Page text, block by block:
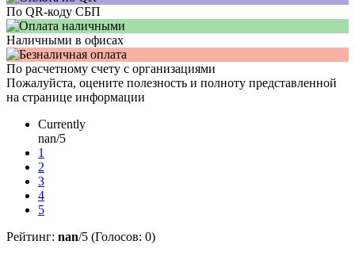
По QR-коду СБП
Наличными в офисах
По расчетному счету с организациями
Пожалуйста, оцените полезность и полноту представленной
на странице информации
Currently
nan/5
1
2
3
4
5
Рейтинг: nan/5 (Голосов: 0)